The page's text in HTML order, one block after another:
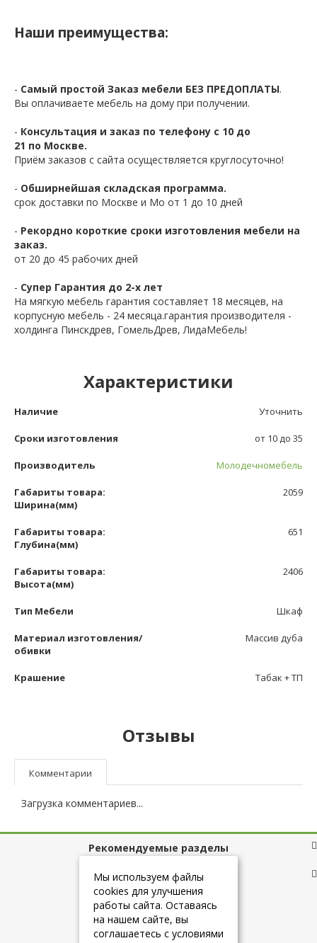
Наши преимущества:
- Самый простой Заказ мебели БЕЗ ПРЕДОПЛАТЫ.
Вы оплачиваете мебель на дому при получении.
- Консультация и заказ по телефону с 10 до
21 по Москве.
Приём заказов с сайта осуществляется круглосуточно!
- Обширнейшая складская программа.
срок доставки по Москве и Мо от 1 до 10 дней
- Рекордно короткие сроки изготовления мебели на
заказ.
от 20 до 45 рабочих дней
- Супер Гарантия до 2-х лет
На мягкую мебель гарантия составляет 18 месяцев, на
корпусную мебель - 24 месяца.гарантия производителя -
холдинга Пинскдрев, ГомельДрев, ЛидаМебель!
Характеристики
Наличие Уточнить
Сроки изготовления от 10 до 35
Производитель Молодечномебель
Габариты товара:
Ширина(мм)
2059
Габариты товара:
Глубина(мм)
651
Габариты товара:
Высота(мм)
2406
Тип Мебели Шкаф
Материал изготовления/
обивки
Массив дуба
Крашение Табак + ТП
Отзывы
Комментарии
Загрузка комментариев...
Рекомендуемые разделы
Полезные ссылки
+7 (925) 084-10-60
Мы используем файлы
cookies для улучшения
работы сайта. Оставаясь
на нашем сайте, вы
соглашаетесь с условиями